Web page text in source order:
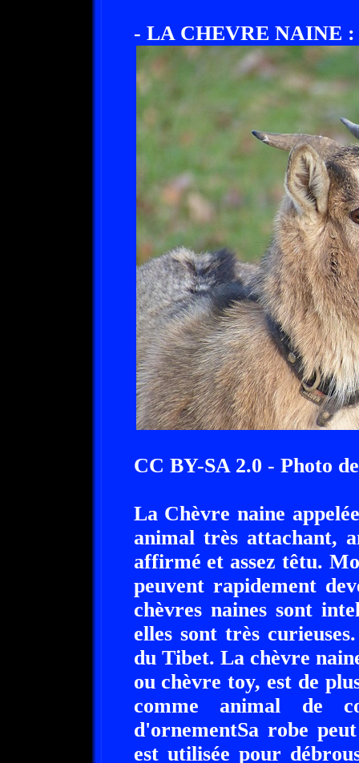
- LA CHEVRE NAINE :
CC BY-SA 2.0 - Photo
La Chèvre naine
animal très attachant,
affirmé et assez têtu.
peuvent rapidement
chèvres naines sont
elles sont très
du Tibet. La chèvre
ou chèvre toy, est de
comme animal de
d'ornementSa robe
est utilisée pour